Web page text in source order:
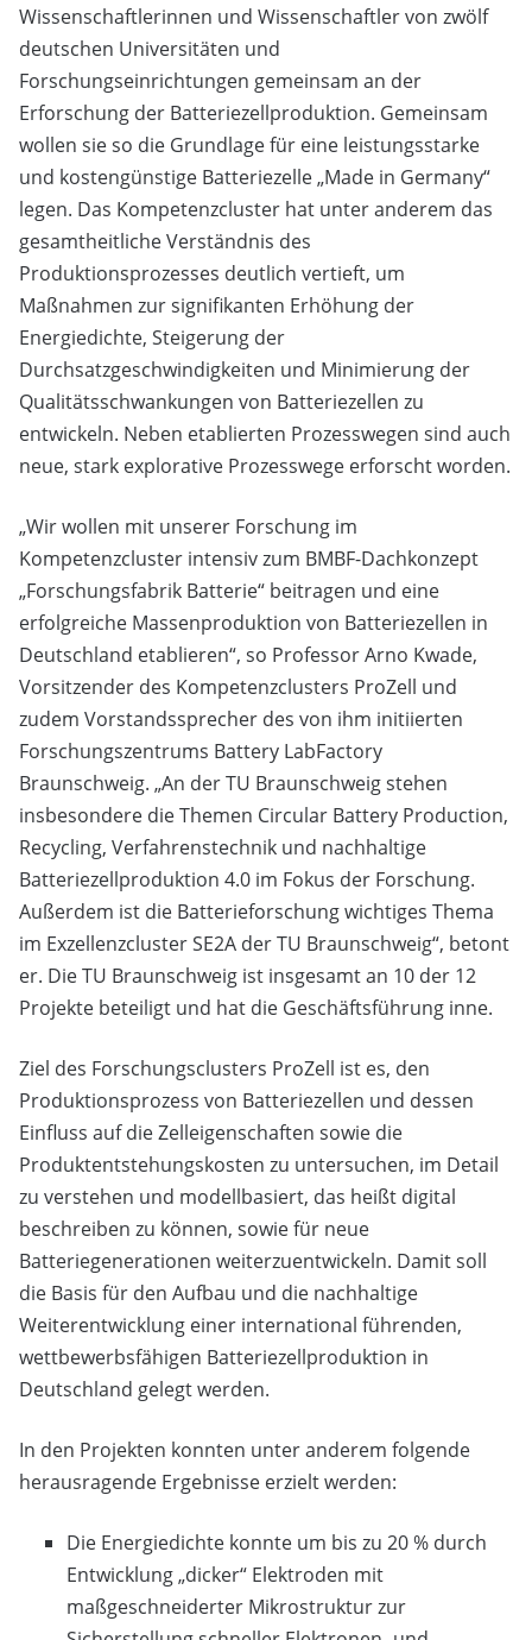
Wissenschaftlerinnen und Wissenschaftler von zwölf
deutschen Universitäten und
Forschungseinrichtungen gemeinsam an der
Erforschung der Batteriezellproduktion. Gemeinsam
wollen sie so die Grundlage für eine leistungsstarke
und kostengünstige Batteriezelle „Made in Germany“
legen. Das Kompetenzcluster hat unter anderem das
gesamtheitliche Verständnis des
Produktionsprozesses deutlich vertieft, um
Maßnahmen zur signifikanten Erhöhung der
Energiedichte, Steigerung der
Durchsatzgeschwindigkeiten und Minimierung der
Qualitätsschwankungen von Batteriezellen zu
entwickeln. Neben etablierten Prozesswegen sind auch
neue, stark explorative Prozesswege erforscht worden.
„Wir wollen mit unserer Forschung im
Kompetenzcluster intensiv zum BMBF-Dachkonzept
„Forschungsfabrik Batterie“ beitragen und eine
erfolgreiche Massenproduktion von Batteriezellen in
Deutschland etablieren“, so Professor Arno Kwade,
Vorsitzender des Kompetenzclusters ProZell und
zudem Vorstandssprecher des von ihm initiierten
Forschungszentrums Battery LabFactory
Braunschweig. „An der TU Braunschweig stehen
insbesondere die Themen Circular Battery Production,
Recycling, Verfahrenstechnik und nachhaltige
Batteriezellproduktion 4.0 im Fokus der Forschung.
Außerdem ist die Batterieforschung wichtiges Thema
im Exzellenzcluster SE2A der TU Braunschweig“, betont
er. Die TU Braunschweig ist insgesamt an 10 der 12
Projekte beteiligt und hat die Geschäftsführung inne.
Ziel des Forschungsclusters ProZell ist es, den
Produktionsprozess von Batteriezellen und dessen
Einfluss auf die Zelleigenschaften sowie die
Produktentstehungskosten zu untersuchen, im Detail
zu verstehen und modellbasiert, das heißt digital
beschreiben zu können, sowie für neue
Batteriegenerationen weiterzuentwickeln. Damit soll
die Basis für den Aufbau und die nachhaltige
Weiterentwicklung einer international führenden,
wettbewerbsfähigen Batteriezellproduktion in
Deutschland gelegt werden.
In den Projekten konnten unter anderem folgende
herausragende Ergebnisse erzielt werden:
Die Energiedichte konnte um bis zu 20 % durch
Entwicklung „dicker“ Elektroden mit
maßgeschneiderter Mikrostruktur zur